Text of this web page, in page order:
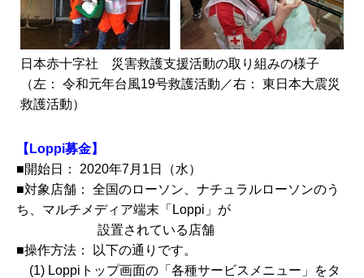
日本赤十字社 災害救護支援活動の取り組みの様子
（左： 令和元年台風19号救護活動／右： 東日本大震災
救護活動）
【Loppi募金】
■開始日： 2020年7月1日（水）
■対象店舗： 全国のローソン、ナチュラルローソンのう
ち、マルチメディア端末「Loppi」が
設置されている店舗
■操作方法： 以下の通りです。
(1) Loppiトップ画面の「各種サービスメニュー」をタ